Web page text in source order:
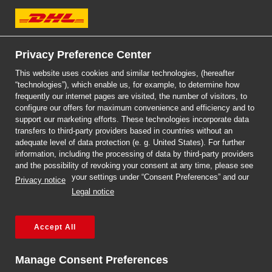
DHL Express
Jak sprzedawać online
za granicę? Sprawdź
nasz poradnik.
Przeczytaj więcej!
Previous Next
Tag:last mile
Przekierowanie paczki
zagranicznej w DHL
Privacy Preference Center
This website uses cookies and similar technologies, (hereafter
“technologies”), which enable us, for example, to determine how
frequently our internet pages are visited, the number of visitors, to
configure our offers for maximum convenience and efficiency and to
support our marketing efforts. These technologies incorporate data
transfers to third-party providers based in countries without an
adequate level of data protection (e. g. United States). For further
information, including the processing of data by third-party providers
and the possibility of revoking your consent at any time, please see
your settings under “Consent Preferences” and our
Privacy notice
Legal notice
Accept All
Manage Consent Preferences